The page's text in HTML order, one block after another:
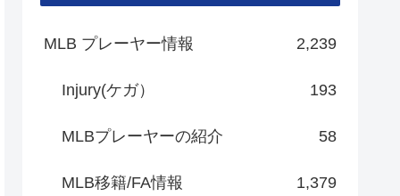
MLB プレーヤー情報 2,239
Injury(ケガ） 193
MLBプレーヤーの紹介 58
MLB移籍/FA情報 1,379